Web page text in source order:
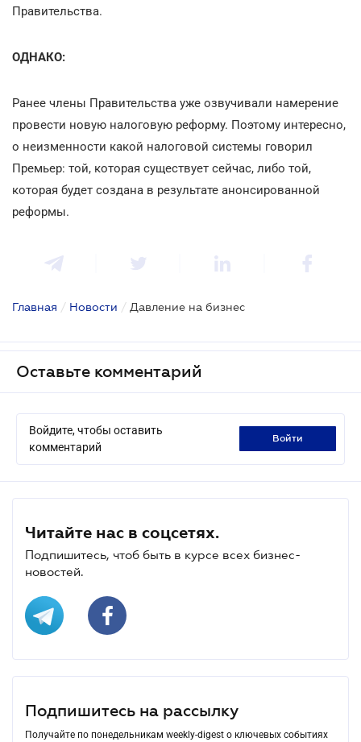
Правительства.
ОДНАКО:
Ранее члены Правительства уже озвучивали намерение
провести новую налоговую реформу. Поэтому интересно,
о неизменности какой налоговой системы говорил
Премьер: той, которая существует сейчас, либо той,
которая будет создана в результате анонсированной
реформы.
Главная / Новости / Давление на бизнес
Оставьте комментарий
Войдите, чтобы оставить
комментарий
войти
Читайте нас в соцсетях.
Подпишитесь, чтоб быть в курсе всех бизнес-
новостей.
Подпишитесь на рассылку
Получайте по понедельникам weekly-digest о ключевых событиях